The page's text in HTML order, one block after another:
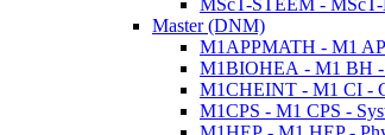
MScT-STEEM - MScT-
Master (DNM)
M1APPMATH - M1
M1BIOHEA - M1 BH -
M1CHEINT - M1 CI -
M1CPS - M1 CPS -